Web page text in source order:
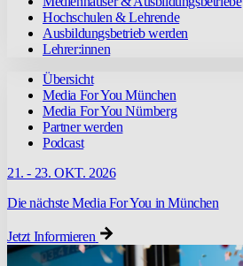
Hochschulen & Lehrende
Ausbildungsbetrieb werden
Lehrer:innen
Übersicht
Media For You München
Media For You Nürnberg
Partner werden
Podcast
21. - 23. OKT. 2026
Die nächste Media For You in München
Jetzt Informieren